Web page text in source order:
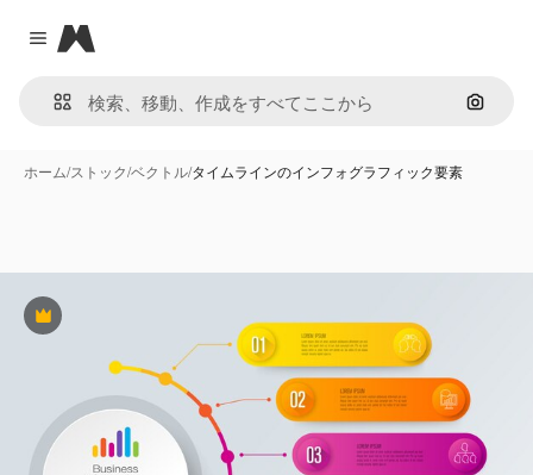
Close menu
Magnific
画像で
ホーム/ストック/ベクトル/タイムラインのインフォグラフィック要素
Premium